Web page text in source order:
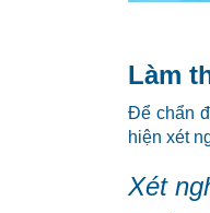
Làm
Để chẩn
hiện xét
Xét